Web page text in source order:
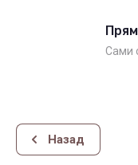
Сами
Назад